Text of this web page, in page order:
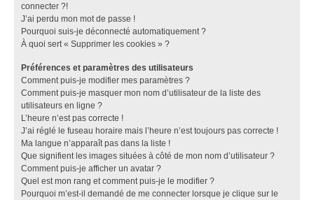
connecter ?!
J’ai perdu mon mot de passe !
Pourquoi suis-je déconnecté automatiquement ?
À quoi sert « Supprimer les cookies » ?
Préférences et paramètres des utilisateurs
Comment puis-je modifier mes paramètres ?
Comment puis-je masquer mon nom d’utilisateur de la liste des
utilisateurs en ligne ?
L’heure n’est pas correcte !
J’ai réglé le fuseau horaire mais l’heure n’est toujours pas correcte !
Ma langue n’apparaît pas dans la liste !
Que signifient les images situées à côté de mon nom d’utilisateur ?
Comment puis-je afficher un avatar ?
Quel est mon rang et comment puis-je le modifier ?
Pourquoi m’est-il demandé de me connecter lorsque je clique sur le